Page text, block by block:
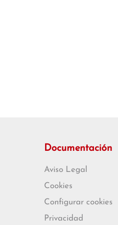
Documentación
Aviso Legal
Cookies
Configurar cookies
Privacidad